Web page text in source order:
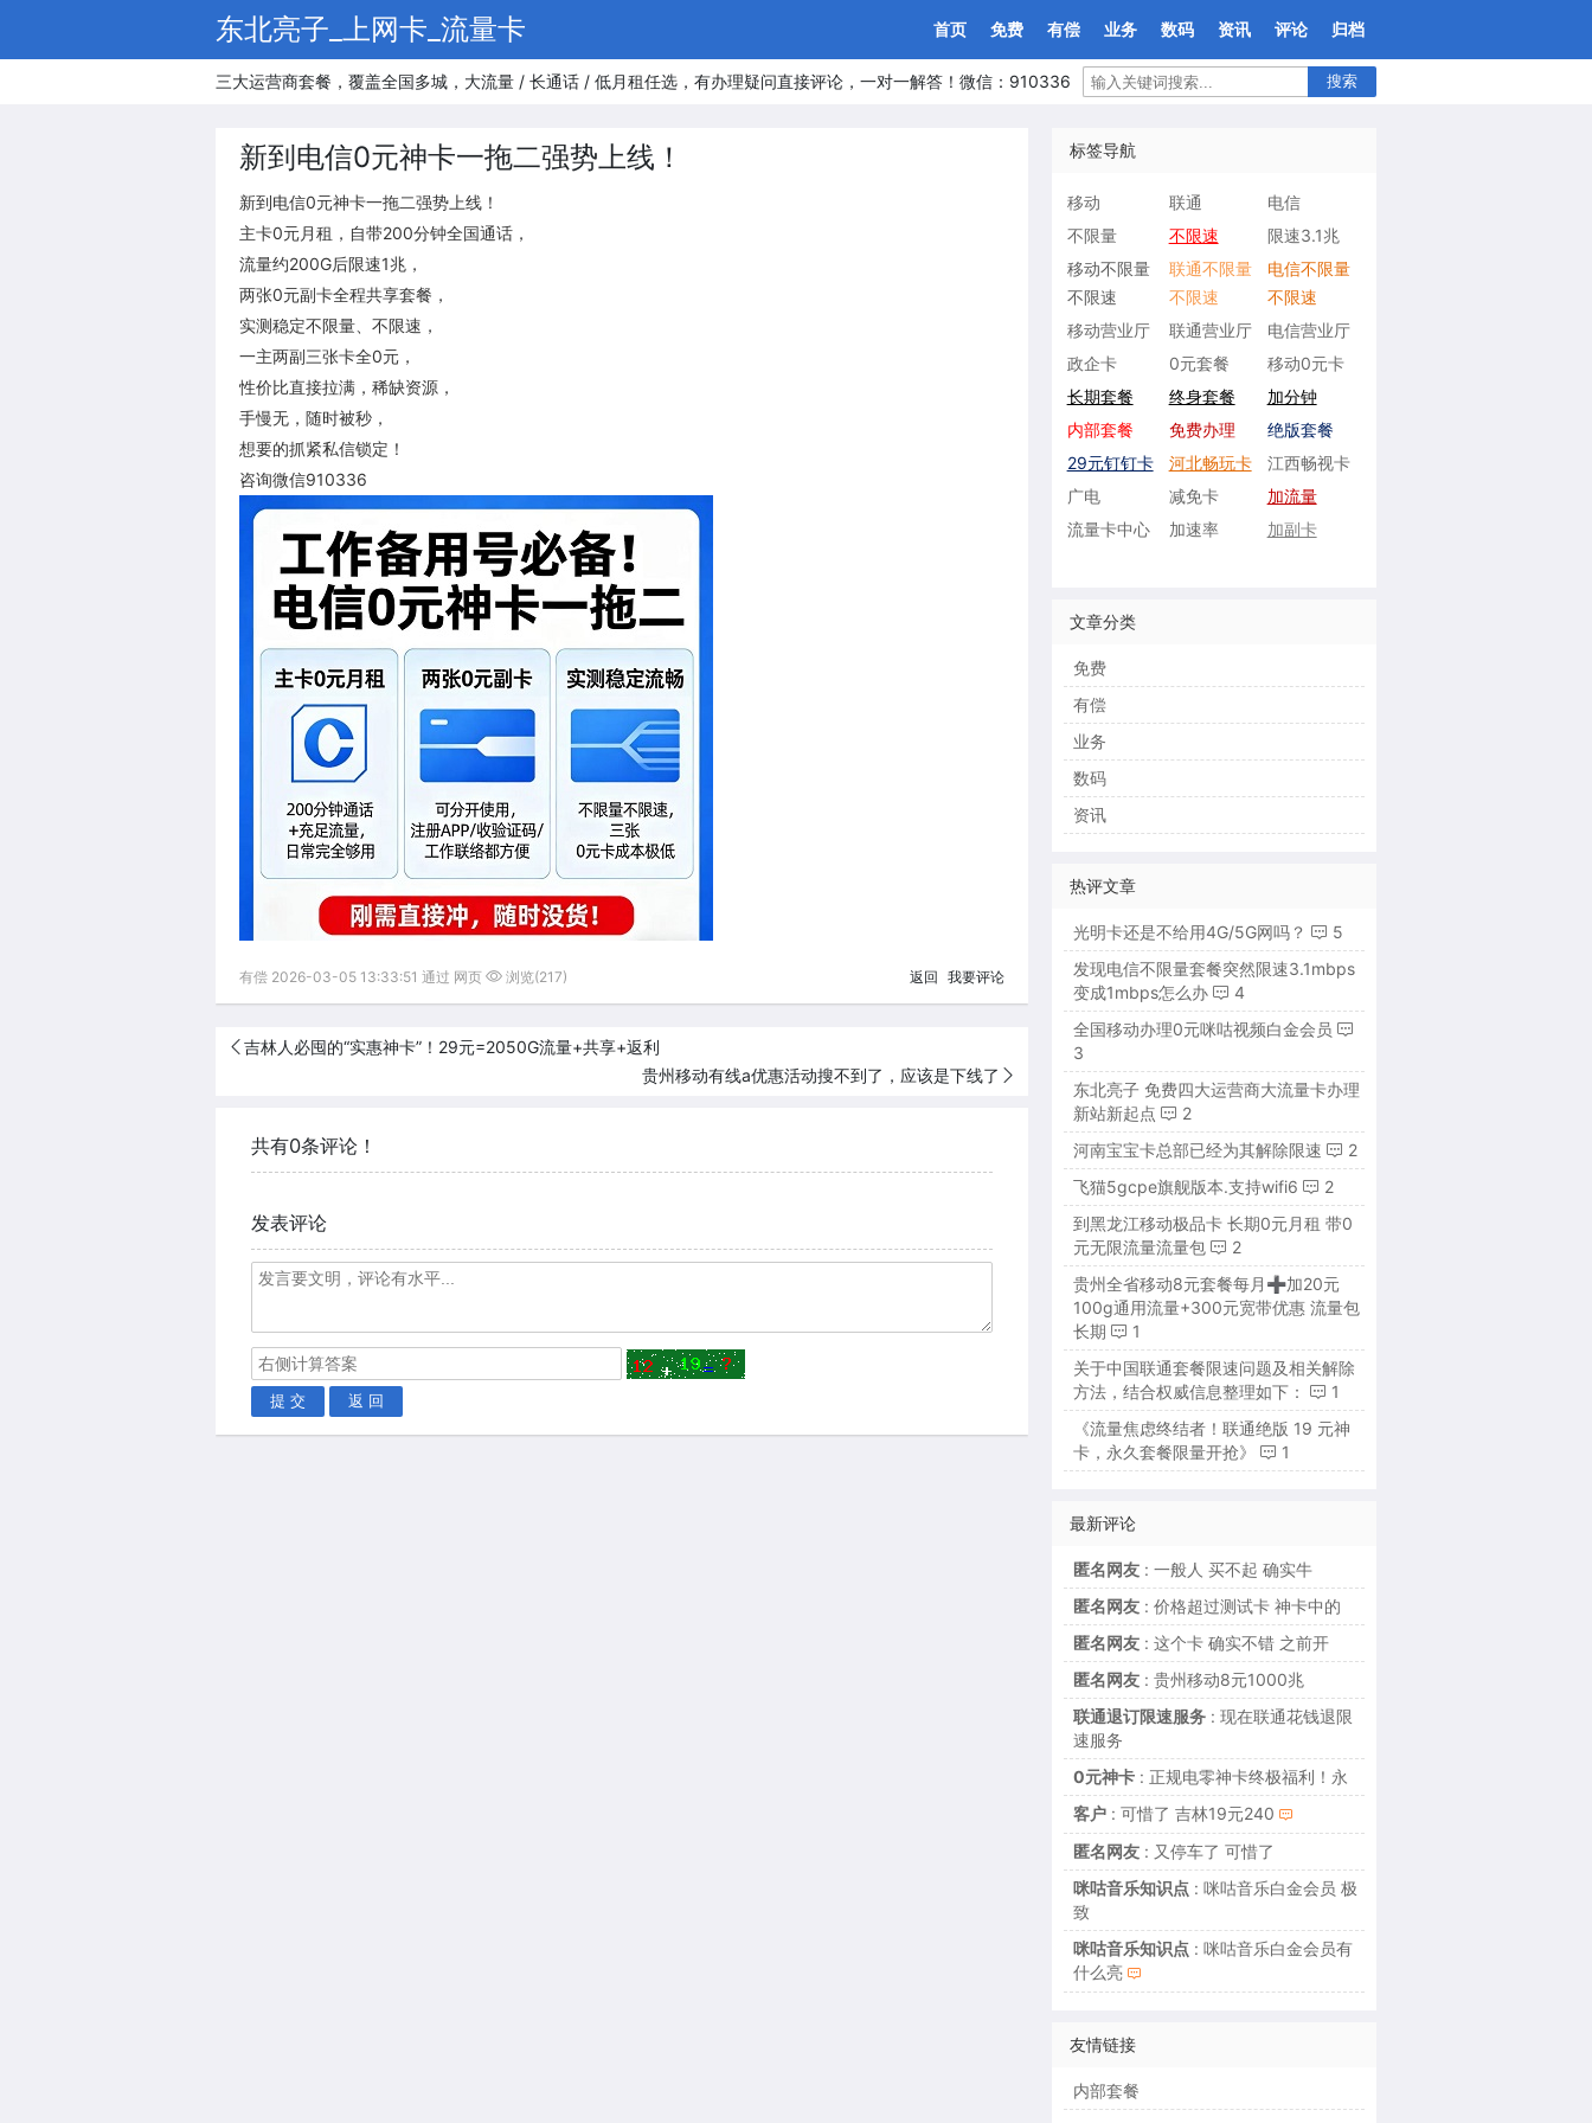
东北亮子_上网卡_流量卡 首页 免费 有偿 业务 数码 资讯 评论 归档
三大运营商套餐，覆盖全国多城，大流量 / 长通话 / 低月租任选，有办理疑问直接评论，一对一解答！微信：910336 搜索
新到电信0元神卡一拖二强势上线！
新到电信0元神卡一拖二强势上线！
主卡0元月租，自带200分钟全国通话，
流量约200G后限速1兆，
两张0元副卡全程共享套餐，
实测稳定不限量、不限速，
一主两副三张卡全0元，
性价比直接拉满，稀缺资源，
手慢无，随时被秒，
想要的抓紧私信锁定！
咨询微信910336
有偿 2026-03-05 13:33:51 通过 网页 浏览(217) 返回 我要评论
吉林人必囤的“实惠神卡”！29元=2050G流量+共享+返利
贵州移动有线a优惠活动搜不到了，应该是下线了
共有0条评论！
发表评论
提 交 返 回
标签导航
移动 联通
电信
不限量
不限速
限速3.1兆
移动不限量
不限速
联通不限量
不限速
电信不限量
不限速
移动营业厅
联通营业厅
电信营业厅
政企卡
0元套餐
移动0元卡
长期套餐
终身套餐
加分钟
内部套餐
免费办理
绝版套餐
29元钉钉卡
河北畅玩卡
江西畅视卡
广电
减免卡
加流量
流量卡中心
加速率 加副卡
文章分类
免费
有偿
业务
数码
资讯
热评文章
光明卡还是不给用4G/5G网吗？
5
发现电信不限量套餐突然限速3.1mbps
变成1mbps怎么办
4
全国移动办理0元咪咕视频白金会员
3
东北亮子 免费四大运营商大流量卡办理
新站新起点
2
河南宝宝卡总部已经为其解除限速
2
飞猫5gcpe旗舰版本.支持wifi6
2
到黑龙江移动极品卡 长期0元月租 带0
元无限流量流量包
2
贵州全省移动8元套餐每月➕加20元
100g通用流量+300元宽带优惠 流量包
长期
1
关于中国联通套餐限速问题及相关解除
方法，结合权威信息整理如下：
1
《流量焦虑终结者！联通绝版 19 元神
卡，永久套餐限量开抢》
1
最新评论
匿名网友: 一般人 买不起 确实牛
匿名网友: 价格超过测试卡 神卡中的
匿名网友: 这个卡 确实不错 之前开
匿名网友: 贵州移动8元1000兆
联通退订限速服务: 现在联通花钱退限
速服务
0元神卡: 正规电零神卡终极福利！永
客户: 可惜了 吉林19元240
匿名网友: 又停车了 可惜了
咪咕音乐知识点: 咪咕音乐白金会员 极
致
咪咕音乐知识点: 咪咕音乐白金会员有
什么亮
友情链接
内部套餐